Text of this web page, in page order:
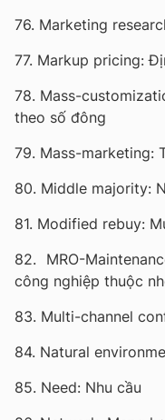
76. Marketing
77. Markup pricing:
78. Mass-
theo số đông
79. Mass-marketing:
80. Middle majority:
81. Modified rebuy:
82. MRO-
công nghiệp thuộc
83. Multi-channel
84. Natural
85. Need: Nhu cầu